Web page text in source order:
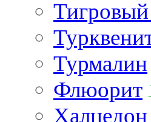
Турмалин
Флюорит